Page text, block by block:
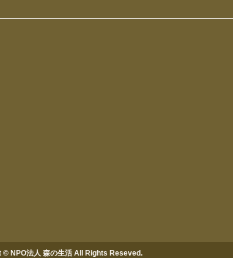
NPO法人 森の生活 All Rights Reseved.